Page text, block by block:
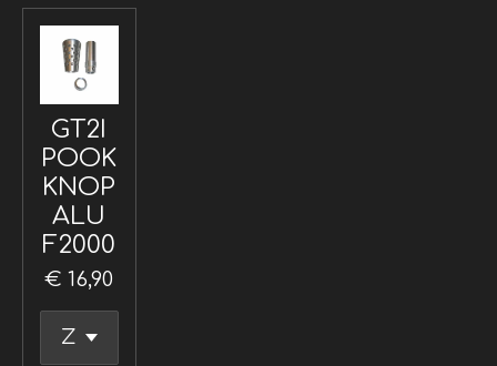
GT2I
POOK
KNOP
ALU
F2000
€ 16,90